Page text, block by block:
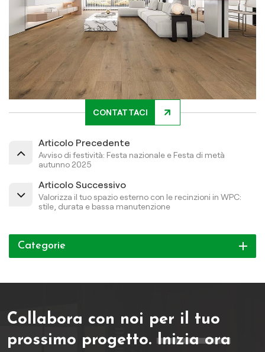
CONTATTACI
Articolo Precedente
Avviso di festività: Festa nazionale e Festa di metà
autunno 2025
Articolo Successivo
Valorizza il tuo spazio esterno con le recinzioni in WPC:
stile, durata e bassa manutenzione
Categorie
Collabora con noi per il tuo
prossimo progetto. Inizia ora